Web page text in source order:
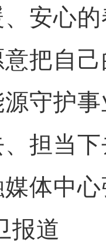
安心
把自
守护
担当
中心
报道
查收来自新疆